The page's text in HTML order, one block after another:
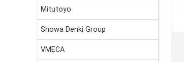
Mitutoyo
Showa Denki Group
VMECA